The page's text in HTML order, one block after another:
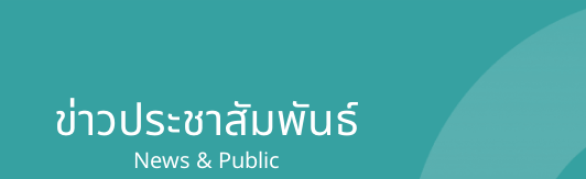
ข่าวประชาสัมพันธ์
News & Public